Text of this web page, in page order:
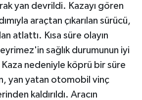
yan devrildi. Kazayı gören
araçtan çıkarılan sürücü,
atlattı. Kısa süre olayın
sağlık durumunun iyi
nedeniyle köprü bir süre
yan yatan otomobil vinç
kaldırıldı. Aracın